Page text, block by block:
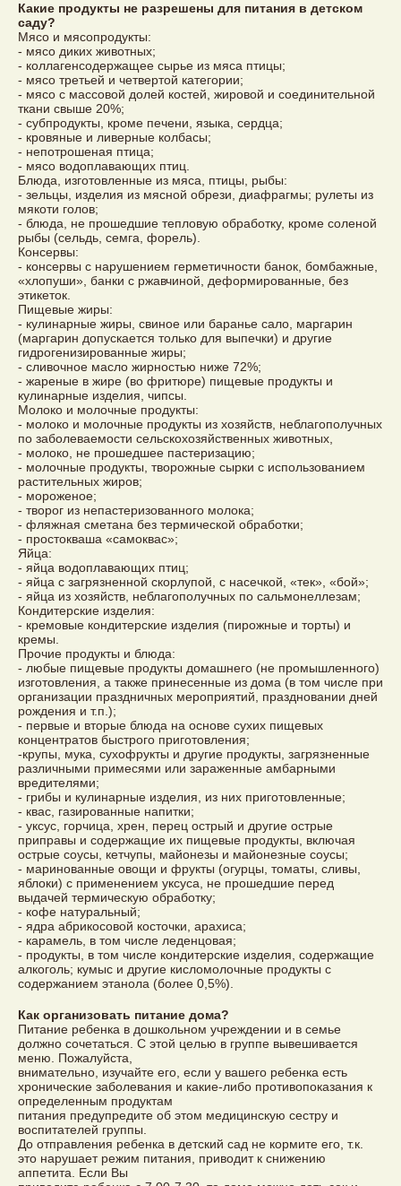
Какие продукты не разрешены для питания в детском
саду?
Мясо и мясопродукты:
- мясо диких животных;
- коллагенсодержащее сырье из мяса птицы;
- мясо третьей и четвертой категории;
- мясо с массовой долей костей, жировой и соединительной
ткани свыше 20%;
- субпродукты, кроме печени, языка, сердца;
- кровяные и ливерные колбасы;
- непотрошеная птица;
- мясо водоплавающих птиц.
Блюда, изготовленные из мяса, птицы, рыбы:
- зельцы, изделия из мясной обрези, диафрагмы; рулеты из
мякоти голов;
- блюда, не прошедшие тепловую обработку, кроме соленой
рыбы (сельдь, семга, форель).
Консервы:
- консервы с нарушением герметичности банок, бомбажные,
«хлопуши», банки с ржавчиной, деформированные, без
этикеток.
Пищевые жиры:
- кулинарные жиры, свиное или баранье сало, маргарин
(маргарин допускается только для выпечки) и другие
гидрогенизированные жиры;
- сливочное масло жирностью ниже 72%;
- жареные в жире (во фритюре) пищевые продукты и
кулинарные изделия, чипсы.
Молоко и молочные продукты:
- молоко и молочные продукты из хозяйств, неблагополучных
по заболеваемости сельскохозяйственных животных,
- молоко, не прошедшее пастеризацию;
- молочные продукты, творожные сырки с использованием
растительных жиров;
- мороженое;
- творог из непастеризованного молока;
- фляжная сметана без термической обработки;
- простокваша «самоквас»;
Яйца:
- яйца водоплавающих птиц;
- яйца с загрязненной скорлупой, с насечкой, «тек», «бой»;
- яйца из хозяйств, неблагополучных по сальмонеллезам;
Кондитерские изделия:
- кремовые кондитерские изделия (пирожные и торты) и
кремы.
Прочие продукты и блюда:
- любые пищевые продукты домашнего (не промышленного)
изготовления, а также принесенные из дома (в том числе при
организации праздничных мероприятий, праздновании дней
рождения и т.п.);
- первые и вторые блюда на основе сухих пищевых
концентратов быстрого приготовления;
-крупы, мука, сухофрукты и другие продукты, загрязненные
различными примесями или зараженные амбарными
вредителями;
- грибы и кулинарные изделия, из них приготовленные;
- квас, газированные напитки;
- уксус, горчица, хрен, перец острый и другие острые
приправы и содержащие их пищевые продукты, включая
острые соусы, кетчупы, майонезы и майонезные соусы;
- маринованные овощи и фрукты (огурцы, томаты, сливы,
яблоки) с применением уксуса, не прошедшие перед
выдачей термическую обработку;
- кофе натуральный;
- ядра абрикосовой косточки, арахиса;
- карамель, в том числе леденцовая;
- продукты, в том числе кондитерские изделия, содержащие
алкоголь; кумыс и другие кисломолочные продукты с
содержанием этанола (более 0,5%).
Как организовать питание дома?
Питание ребенка в дошкольном учреждении и в семье
должно сочетаться. С этой целью в группе вывешивается
меню. Пожалуйста,
внимательно, изучайте его, если у вашего ребенка есть
хронические заболевания и какие-либо противопоказания к
определенным продуктам
питания предупредите об этом медицинскую сестру и
воспитателей группы.
До отправления ребенка в детский сад не кормите его, т.к.
это нарушает режим питания, приводит к снижению
аппетита. Если Вы